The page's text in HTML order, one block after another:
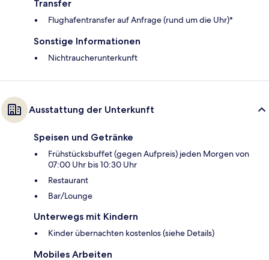
Transfer
Flughafentransfer auf Anfrage (rund um die Uhr)*
Sonstige Informationen
Nichtraucherunterkunft
Ausstattung der Unterkunft
Speisen und Getränke
Frühstücksbuffet (gegen Aufpreis) jeden Morgen von
07:00 Uhr bis 10:30 Uhr
Restaurant
Bar/Lounge
Unterwegs mit Kindern
Kinder übernachten kostenlos (siehe Details)
Mobiles Arbeiten